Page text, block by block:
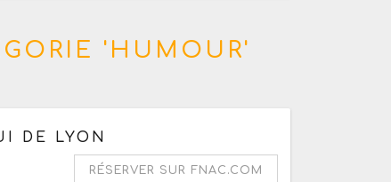
'HUMOUR'
date le mardi 18 août 2026 à 19h
DE LYON
RÉSERVER SUR FNAC.COM